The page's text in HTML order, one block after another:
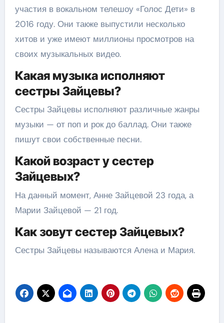
участия в вокальном телешоу «Голос Дети» в
2016 году. Они также выпустили несколько
хитов и уже имеют миллионы просмотров на
своих музыкальных видео.
Какая музыка исполняют
сестры Зайцевы?
Сестры Зайцевы исполняют различные жанры
музыки — от поп и рок до баллад. Они также
пишут свои собственные песни.
Какой возраст у сестер
Зайцевых?
На данный момент, Анне Зайцевой 23 года, а
Марии Зайцевой — 21 год.
Как зовут сестер Зайцевых?
Сестры Зайцевы называются Алена и Мария.